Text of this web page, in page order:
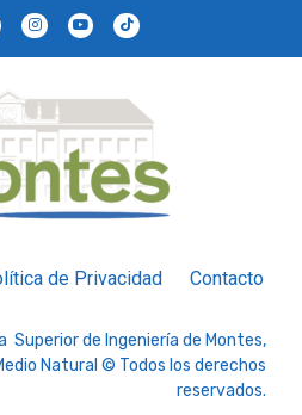
de Privacidad Contacto
Superior de Ingeniería de Montes,
Natural © Todos los derechos
reservados.